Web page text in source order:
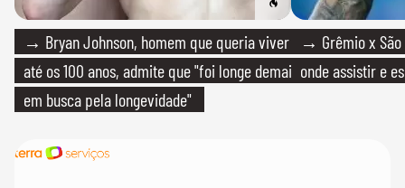
→ Bryan Johnson, homem que queria viver
até os 100 anos, admite que "foi longe demais
em busca pela longevidade"
→ Grêmio x São
onde assistir e